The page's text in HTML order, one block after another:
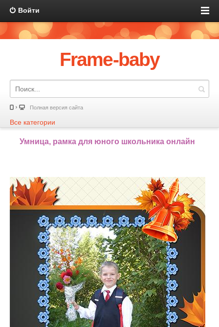
Войти
Frame-baby
Полная версия сайта
Все категории
Умница, рамка для юного школьника онлайн